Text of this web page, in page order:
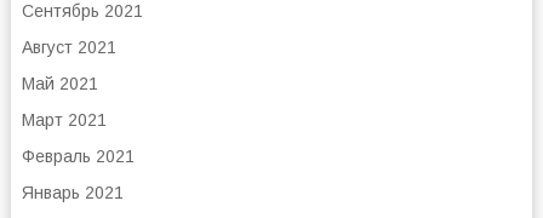
Сентябрь 2021
Август 2021
Май 2021
Март 2021
Февраль 2021
Январь 2021